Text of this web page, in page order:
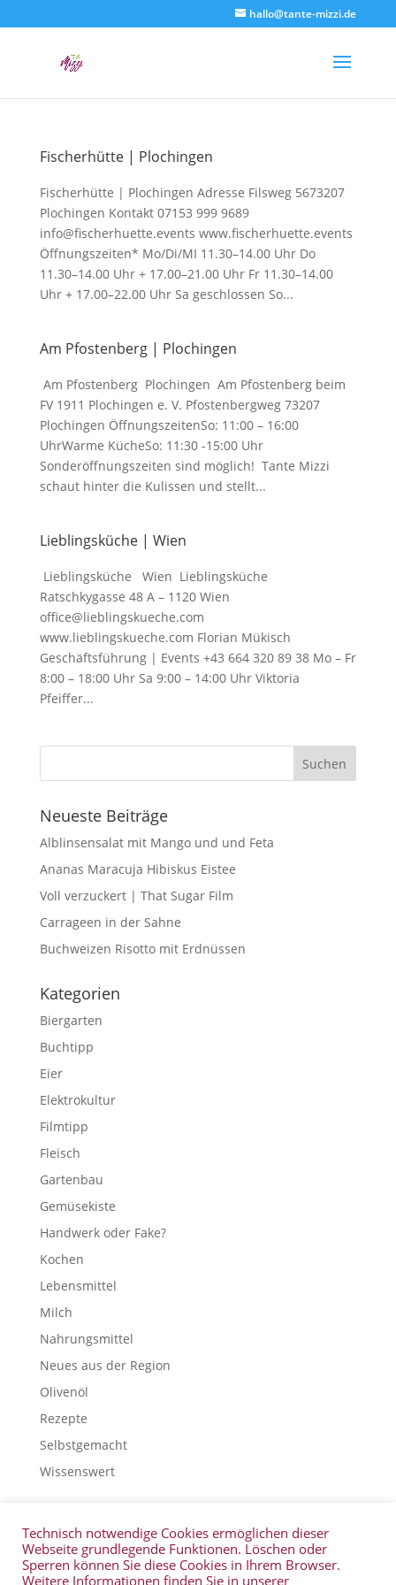
hallo@tante-mizzi.de
Fischerhütte | Plochingen
Fischerhütte | Plochingen Adresse Filsweg 5673207
Plochingen Kontakt 07153 999 9689
info@fischerhuette.events www.fischerhuette.events
Öffnungszeiten* Mo/Di/MI 11.30–14.00 Uhr Do
11.30–14.00 Uhr + 17.00–21.00 Uhr Fr 11.30–14.00
Uhr + 17.00–22.00 Uhr Sa geschlossen So...
Am Pfostenberg | Plochingen
Am Pfostenberg Plochingen Am Pfostenberg beim
FV 1911 Plochingen e. V. Pfostenbergweg 73207
Plochingen ÖffnungszeitenSo: 11:00 – 16:00
UhrWarme KücheSo: 11:30 -15:00 Uhr
Sonderöffnungszeiten sind möglich! Tante Mizzi
schaut hinter die Kulissen und stellt...
Lieblingsküche | Wien
Lieblingsküche Wien Lieblingsküche
Ratschkygasse 48 A – 1120 Wien
office@lieblingskueche.com
www.lieblingskueche.com Florian Mükisch
Geschäftsführung | Events +43 664 320 89 38 Mo – Fr
8:00 – 18:00 Uhr Sa 9:00 – 14:00 Uhr Viktoria
Pfeiffer...
Neueste Beiträge
Alblinsensalat mit Mango und und Feta
Ananas Maracuja Hibiskus Eistee
Voll verzuckert | That Sugar Film
Carrageen in der Sahne
Buchweizen Risotto mit Erdnüssen
Kategorien
Biergarten
Buchtipp
Eier
Elektrokultur
Filmtipp
Fleisch
Gartenbau
Gemüsekiste
Handwerk oder Fake?
Kochen
Lebensmittel
Milch
Nahrungsmittel
Neues aus der Region
Olivenöl
Rezepte
Selbstgemacht
Wissenswert
Veranstaltungen Kontakt
Glossar
Wissenswert
Buchtipps Filmtipps
Technisch notwendige Cookies ermöglichen dieser
Webseite grundlegende Funktionen. Löschen oder
Sperren können Sie diese Cookies in Ihrem Browser.
Weitere Informationen finden Sie in unserer